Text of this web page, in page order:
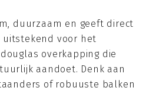
duurzaam en geeft direct
uitstekend voor het
overkapping die
aandoet. Denk aan
of robuuste balken